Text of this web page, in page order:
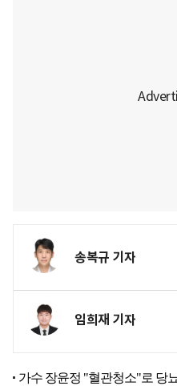
송복규 기자
임희재 기자